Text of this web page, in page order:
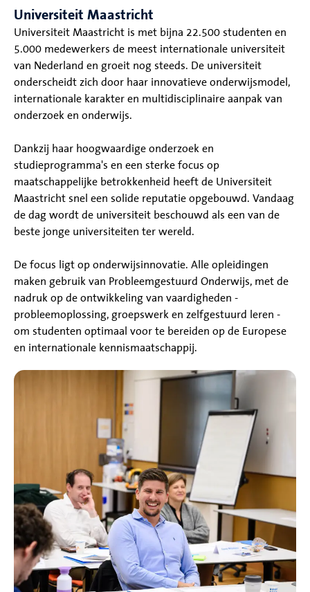
Universiteit Maastricht
Universiteit Maastricht is met bijna 22.500 studenten en
5.000 medewerkers de meest internationale universiteit
van Nederland en groeit nog steeds. De universiteit
onderscheidt zich door haar innovatieve onderwijsmodel,
internationale karakter en multidisciplinaire aanpak van
onderzoek en onderwijs.
Dankzij haar hoogwaardige onderzoek en
studieprogramma's en een sterke focus op
maatschappelijke betrokkenheid heeft de Universiteit
Maastricht snel een solide reputatie opgebouwd. Vandaag
de dag wordt de universiteit beschouwd als een van de
beste jonge universiteiten ter wereld.
De focus ligt op onderwijsinnovatie. Alle opleidingen
maken gebruik van Probleemgestuurd Onderwijs, met de
nadruk op de ontwikkeling van vaardigheden -
probleemoplossing, groepswerk en zelfgestuurd leren -
om studenten optimaal voor te bereiden op de Europese
en internationale kennismaatschappij.